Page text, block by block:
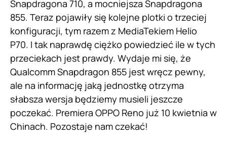
Snapdragona 710, a mocniejsza Snapdragona
855. Teraz pojawiły się kolejne plotki o trzeciej
konfiguracji, tym razem z MediaTekiem Helio
P70. I tak naprawdę ciężko powiedzieć ile w tych
przeciekach jest prawdy. Wydaje mi się, że
Qualcomm Snapdragon 855 jest wręcz pewny,
ale na informację jaką jednostkę otrzyma
słabsza wersja będziemy musieli jeszcze
poczekać. Premiera OPPO Reno już 10 kwietnia w
Chinach. Pozostaje nam czekać!